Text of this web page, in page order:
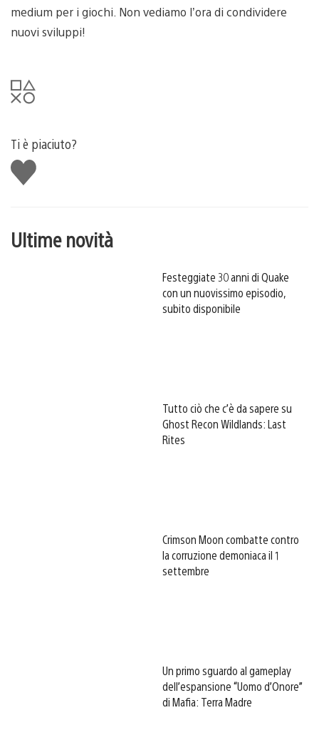
medium per i giochi. Non vediamo l’ora di condividere
nuovi sviluppi!
Ti è piaciuto?
Mi
piace
Ultime novità
Festeggiate 30 anni di Quake
con un nuovissimo episodio,
subito disponibile
Tutto ciò che c’è da sapere su
Ghost Recon Wildlands: Last
Rites
Crimson Moon combatte contro
la corruzione demoniaca il 1
settembre
Un primo sguardo al gameplay
dell’espansione “Uomo d’Onore”
di Mafia: Terra Madre